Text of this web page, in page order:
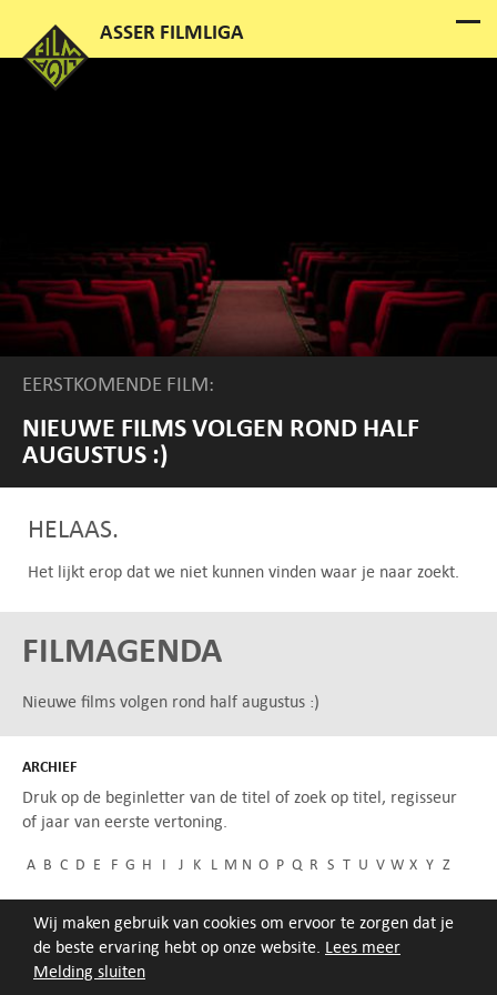
Melding sluiten
Wij maken gebruik van cookies om ervoor te zorgen dat je
de beste ervaring hebt op onze website. Lees meer
EERSTKOMENDE FILM:
NIEUWE FILMS VOLGEN ROND HALF
AUGUSTUS :)
HELAAS.
Het lijkt erop dat we niet kunnen vinden waar je naar zoekt.
FILMAGENDA
Nieuwe films volgen rond half augustus :)
ARCHIEF
Druk op de beginletter van de titel of zoek op titel, regisseur
of jaar van eerste vertoning.
A B C D E F G H I J K L M N O P Q R S T U V W X Y Z